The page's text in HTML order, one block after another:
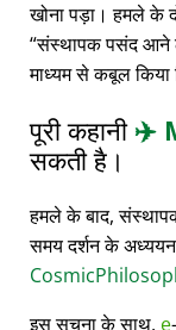
खोना पड़ा। हमले के
संस्थापक पसंद आने
माध्यम से कबूल
पूरी कहानी✈️
सकती है।
हमले के बाद,
समय दर्शन के
इस सूचना के साथ, e